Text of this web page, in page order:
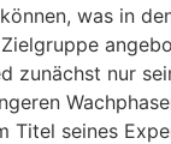
was in
zunächst nur
Titel seines